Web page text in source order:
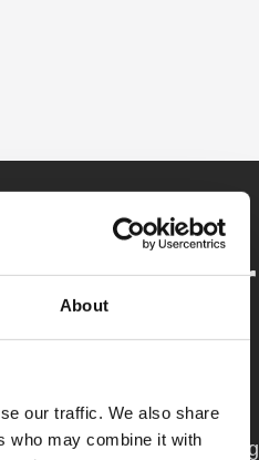
About
our traffic. We also share
who may combine it with
för
räkna med att hitta en
behov. En säker och trygg